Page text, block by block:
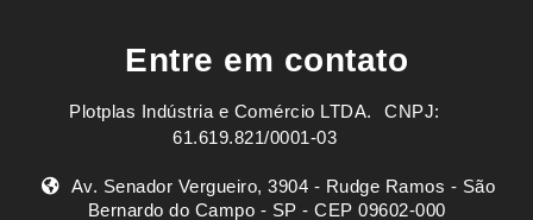
Entre em contato
Plotplas Indústria e Comércio LTDA. ㅤㅤㅤ CNPJ:
61.619.821/0001-03
Av. Senador Vergueiro, 3904 - Rudge Ramos - São
Bernardo do Campo - SP - CEP 09602-000